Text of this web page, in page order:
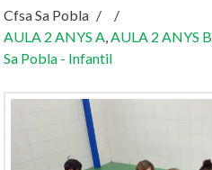
Cfsa Sa Pobla
AULA 2 ANYS A,AULA 2 ANYS B
Sa Pobla - Infantil